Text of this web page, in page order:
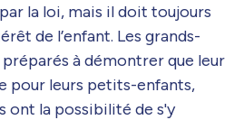
la loi, mais il doit toujours
de l’enfant. Les grands-
à démontrer que leur
pour leurs petits-enfants,
ont la possibilité de s'y